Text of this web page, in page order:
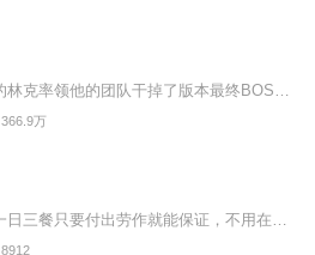
366.9万
8912